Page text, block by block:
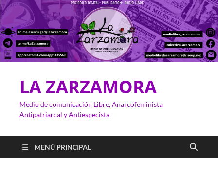
LA ZARZAMORA
Medio de comunicación Libre, Anarcofeminista
Antipatriarcal y Antiespecista
MENÚ PRINCIPAL